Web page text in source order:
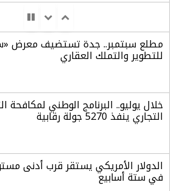
مطلع سبتمبر.. جدة تستضيف معرض
للتطوير والتملك العقاري
خلال يوليو.. البرنامج الوطني لمكافحة
التجاري ينفذ 5270 جولة رقابية
الدولار الأمريكي يستقر قرب أدنى
في ستة أسابيع